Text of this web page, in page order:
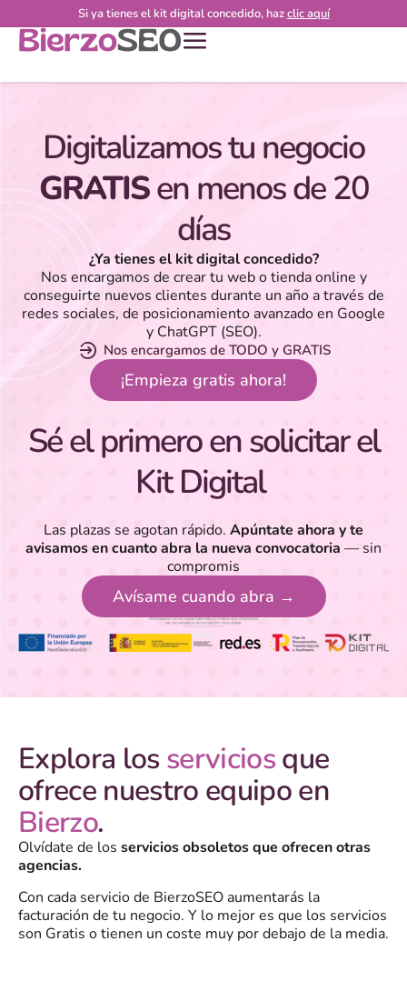
Si ya tienes el kit digital concedido, hazclic aquí
Digitalizamos tu negocio
GRATISen menos de 20
días
¿Ya tienes el kit digital concedido?
Nos encargamos de crear tu web o tienda online y
conseguirte nuevos clientes durante un año a través de
redes sociales, de posicionamiento avanzado en Google
y ChatGPT (SEO).
Nos encargamos de TODO y GRATIS
¡Empieza gratis ahora!
Sé el primero en solicitar el
Kit Digital
Las plazas se agotan rápido. Apúntate ahora y te
avisamos en cuanto abra la nueva convocatoria — sin
compromis
Avísame cuando abra →
Explora losserviciosque
ofrece nuestro equipo en
Bierzo.
Olvídate de los servicios obsoletos que ofrecen otras
agencias.
Con cada servicio de BierzoSEO aumentarás la
facturación de tu negocio. Y lo mejor es que los servicios
son Gratis o tienen un coste muy por debajo de la media.